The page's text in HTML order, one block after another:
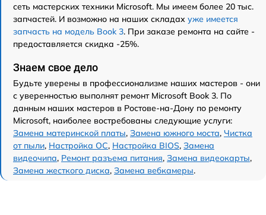
сеть мастерских техники Microsoft. Мы имеем более 20 тыс.
запчастей. И возможно на наших складах уже имеется
запчасть на модель Book 3. При заказе ремонта на сайте -
предоставляется скидка -25%.
Знаем свое дело
Будьте уверены в профессионализме наших мастеров - они
с уверенностью выполнят ремонт Microsoft Book 3. По
данным наших мастеров в Ростове-на-Дону по ремонту
Microsoft, наиболее востребованы следующие услуги:
Замена материнской платы, Замена южного моста, Чистка
от пыли, Настройка ОС, Настройка BIOS, Замена
видеочипа, Ремонт разъема питания, Замена видеокарты,
Замена жесткого диска, Замена вебкамеры.